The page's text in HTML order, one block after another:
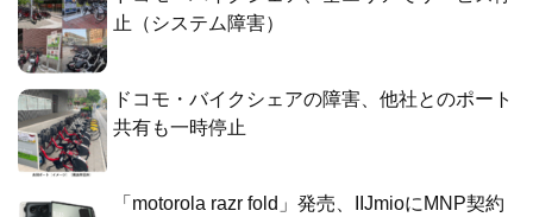
止（システム障害）
ドコモ・バイクシェアの障害、他社とのポート
共有も一時停止
「motorola razr fold」発売、IIJmioにMNP契約